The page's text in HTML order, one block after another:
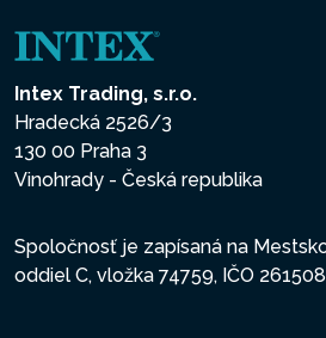
Intex Trading, s.r.o.
Hradecká 2526/3
130 00 Praha 3
Vinohrady - Česká republika
Spoločnosť je zapísaná na
oddiel C, vložka 74759, IČO